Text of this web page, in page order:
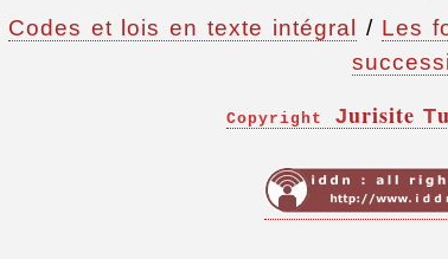
Codes et lois en texte intégral / Les
Copyright JurisiteT